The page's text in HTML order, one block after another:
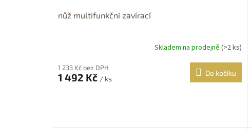
nůž multifunkční zavírací
produktu
je
Skladem na prodejně(>2 ks)
1 233 Kč bez DPH
1 492 Kč / ks
Do košíku